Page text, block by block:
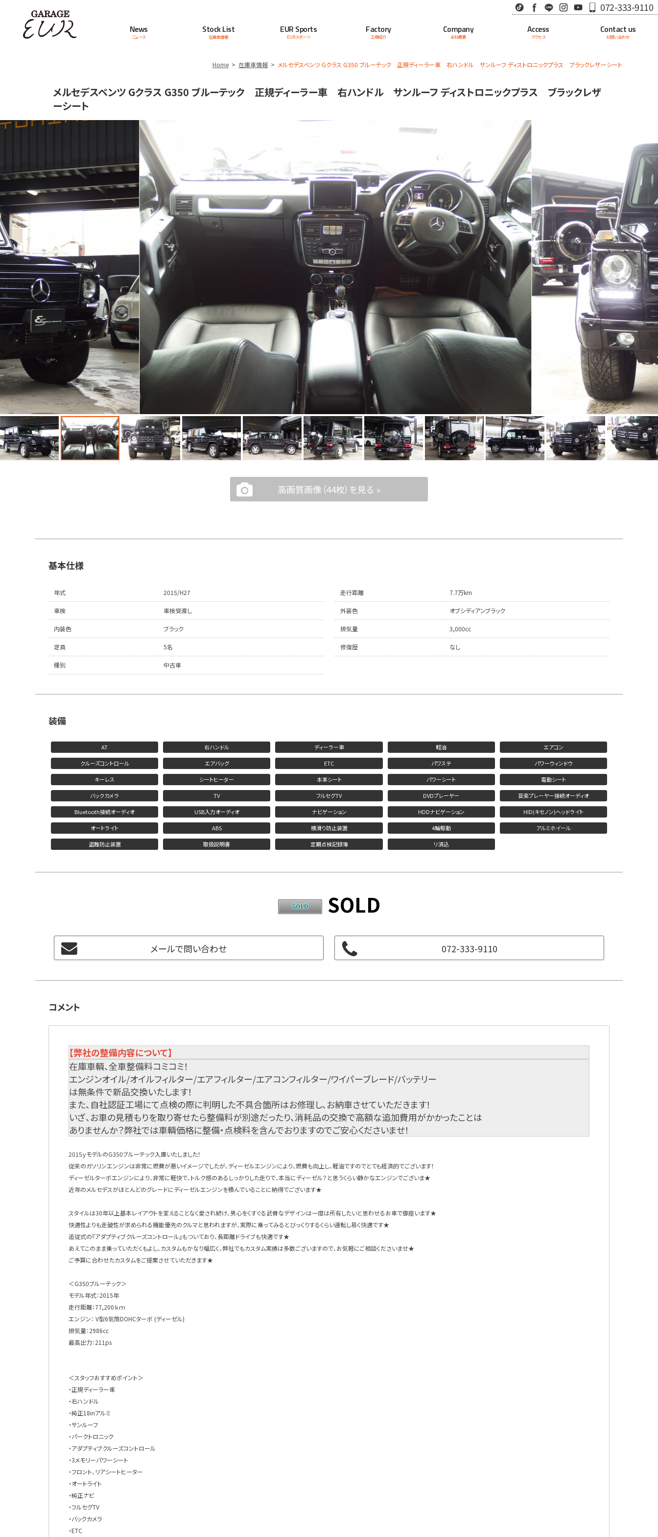
TikTok Facebook
LINE InstagramYoutube072-333-9110
News
ニュース
Stock List
在庫車情報
EUR Sports
EURスポーツ
Factory
工場紹介
Company
会社概要
Access
アクセス
Contact us
お問い合わせ
Home 在庫車情報 メルセデスベンツ Gクラス G350 ブルーテック 正規ディーラー車 右ハンドル サンルーフ ディストロニックプラス ブラックレザーシート
メルセデスベンツ Gクラス G350 ブルーテック 正規ディーラー車 右ハンドル サンルーフ ディストロニックプラス ブラックレザ
ーシート
高画質画像（44枚）を見る »
基本仕様
年式 2015/H27 走行距離 7.7万km
車検 車検受渡し 外装色 オブシディアンブラック
内装色 ブラック 排気量 3,000cc
定員 5名 修復歴 なし
種別 中古車
装備
AT 右ハンドル ディーラー車 軽油 エアコン
クルーズコントロール エアバッグ ETC パワステ パワーウィンドウ
キーレス シートヒーター 本革シート パワーシート 電動シート
バックカメラ TV フルセグTV DVDプレーヤー 音楽プレーヤー接続オーディオ
Bluetooth接続オーディオ USB入力オーディオ ナビゲーション HDDナビゲーション HID(キセノン)ヘッドライト
オートライト ABS 横滑り防止装置 4輪駆動 アルミホイール
盗難防止装置 取扱説明書 定期点検記録簿 リ済込
SOLD
メールで問い合わせ 072-333-9110
コメント
【弊社の整備内容について】
在庫車輌、全車整備料コミコミ！
エンジンオイル/オイルフィルター/エアフィルター/エアコンフィルター/ワイパーブレード/バッテリー
は無条件で新品交換いたします！
また、自社認証工場にて点検の際に判明した不具合箇所はお修理し、お納車させていただきます！
いざ、お車の見積もりを取り寄せたら整備料が別途だったり、消耗品の交換で高額な追加費用がかかったことは
ありませんか？弊社では車輌価格に整備・点検料を含んでおりますのでご安心くださいませ！
2015ｙモデルのG350ブルーテック入庫いたしました！
従来のガソリンエンジンは非常に燃費が悪いイメージでしたが、ディーゼルエンジンにより、燃費も向上し、軽油ですのでとても経済的でございます！
ディーゼルターボエンジンにより、非常に軽快で、トルク感のあるしっかりした走りで、本当にディーゼル？と思うくらい静かなエンジンでございま★
近年のメルセデスがほとんどのグレードにディーゼルエンジンを積んでいることに納得でございます★
スタイルは30年以上基本レイアウトを変えることなく愛され続け、男心をくすぐる武骨なデザインは一度は所有したいと思わせるお車で御座います★
快適性よりも走破性が求められる機能優先のクルマと思われますが、実際に乗ってみるとびっくりするくらい運転し易く快適です★
追従式の『アダプティブクルーズコントロール』もついており、長距離ドライブも快適です★
あえてこのまま乗っていただくもよし、カスタムもかなり幅広く、弊社でもカスタム実績は多数ございますので、お気軽にご相談くださいませ★
ご予算に合わせたカスタムをご提案させていただきます★
＜G350ブルーテック＞
モデル年式：2015年
走行距離：77,200ｋｍ
エンジン： V型6気筒DOHCターボ (ディーゼル)
排気量：2986cc
最高出力：211ps
＜スタッフおすすめポイント＞
・正規ディーラー車
・右ハンドル
・純正18inアルミ
・サンルーフ
・パークトロニック
・アダプティブクルーズコントロール
・3メモリーパワーシート
・フロント、リアシートヒーター
・オートライト
・純正ナビ
・フルセグTV
・バックカメラ
・ETC